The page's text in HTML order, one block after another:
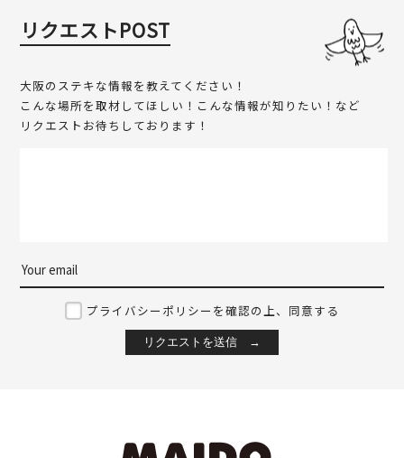
リクエストPOST
大阪のステキな情報を教えてください！
こんな場所を取材してほしい！こんな情報が知りたい！など
リクエストお待ちしております！
プライバシーポリシーを確認の上、同意する